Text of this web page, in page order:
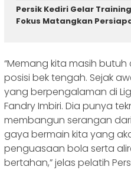
Persik Kediri Gelar
Fokus Matangkan
“Memang kita masih
posisi bek tengah. Sejak
yang berpengalaman di
Fandry Imbiri. Dia punya
membangun serangan
gaya bermain kita yang
penguasaan bola serta
bertahan,” jelas pelatih